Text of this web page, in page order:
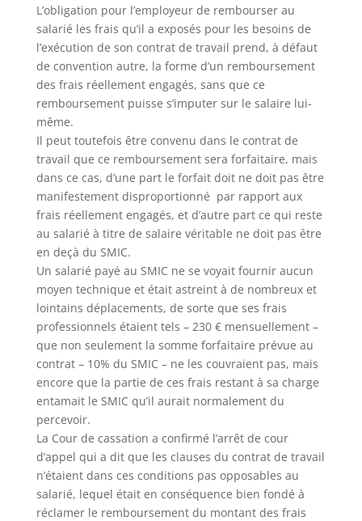
L’obligation pour l’employeur de rembourser au
salarié les frais qu’il a exposés pour les besoins de
l’exécution de son contrat de travail prend, à défaut
de convention autre, la forme d’un remboursement
des frais réellement engagés, sans que ce
remboursement puisse s’imputer sur le salaire lui-
même.
Il peut toutefois être convenu dans le contrat de
travail que ce remboursement sera forfaitaire, mais
dans ce cas, d’une part le forfait doit ne doit pas être
manifestement disproportionné par rapport aux
frais réellement engagés, et d’autre part ce qui reste
au salarié à titre de salaire véritable ne doit pas être
en deçà du SMIC.
Un salarié payé au SMIC ne se voyait fournir aucun
moyen technique et était astreint à de nombreux et
lointains déplacements, de sorte que ses frais
professionnels étaient tels – 230 € mensuellement –
que non seulement la somme forfaitaire prévue au
contrat – 10% du SMIC – ne les couvraient pas, mais
encore que la partie de ces frais restant à sa charge
entamait le SMIC qu’il aurait normalement du
percevoir.
La Cour de cassation a confirmé l’arrêt de cour
d’appel qui a dit que les clauses du contrat de travail
n’étaient dans ces conditions pas opposables au
salarié, lequel était en conséquence bien fondé à
réclamer le remboursement du montant des frais